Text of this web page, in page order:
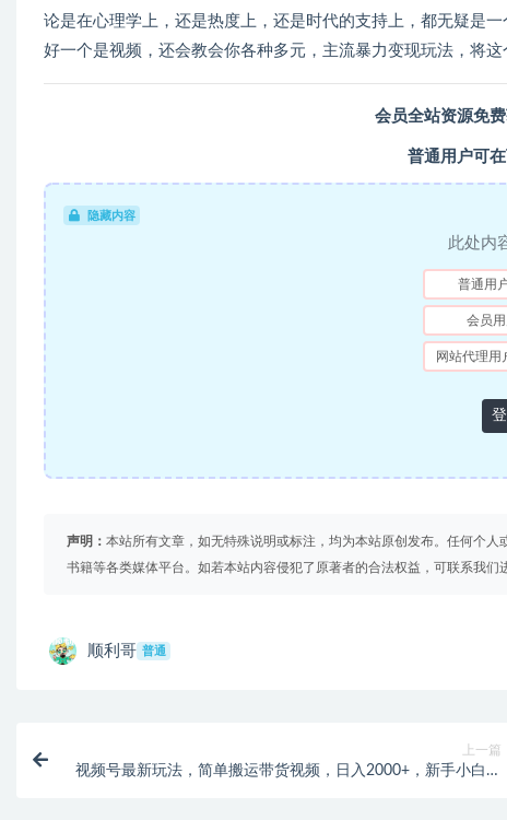
论是在心理学上，还是热度上，还是时代的支持上，都无疑是
好一个是视频，还会教会你各种多元，主流暴力变现玩法，将
会员全站资源免费
普通用户可
隐藏内容
此处内
普通用
会员用
网站代理用
声明： 本站所有文章，如无特殊说明或标注，均为本站原创发布。任何个
书籍等各类媒体平台。如若本站内容侵犯了原著者的合法权益，可联系我们
顺利哥 普通
上一篇
视频号最新玩法，简单搬运带货视频，日入2000+，新手小白手